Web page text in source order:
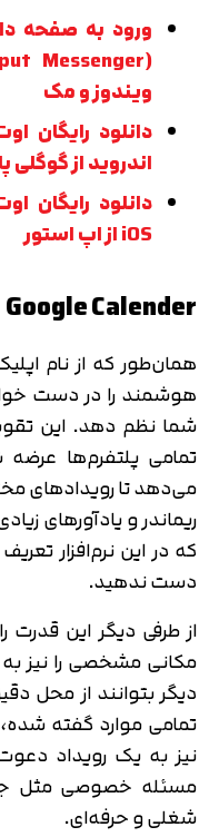
ورود به صفحه
ویندوز و مک
دانلود رایگان
اندروید از گوگلی
دانلود رایگان
iOS از اپ استور
Google Calender
همان‌طور که از نام
هوشمند را در دست
تمامی پلتفرم‌ها
می‌دهد تا رویدادهای
ریماندر و یادآورهای
که در این نرم‌افزار
دست ندهید.
از طرفی دیگر این
مکانی مشخصی را نیز به
دیگر بتوانند از محل
تمامی موارد گفته
نیز به یک رویداد
مسئله خصوصی مثل
شغلی و حرفه‌ای.